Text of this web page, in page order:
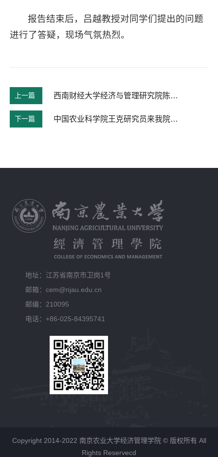
报告结束后，吕越教授对同学们提出的问题
进行了答疑，现场气氛热烈。
上一篇 西南财经大学经济与管理研究院陈晓光教授来我院作报告
下一篇 中国农业科学院王克研究员来我院作报告
地址：江苏省南京市卫岗1号
邮箱：cem@njau.edu.cn
邮编：210095
电话：+86-025-84395741
Copyright 2014-2022 南京农业大学经济管理学院 © 版权所有 All
Rights Reservecd